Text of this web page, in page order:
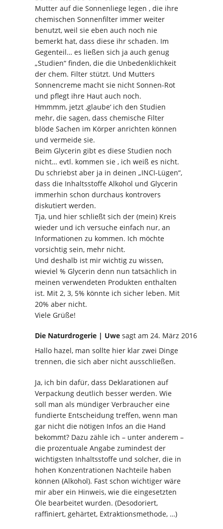
Mutter auf die Sonnenliege legen , die ihre
chemischen Sonnenfilter immer weiter
benutzt, weil sie eben auch noch nie
bemerkt hat, dass diese ihr schaden. Im
Gegenteil… es ließen sich ja auch genug
„Studien“ finden, die die Unbedenklichkeit
der chem. Filter stützt. Und Mutters
Sonnencreme macht sie nicht Sonnen-Rot
und pflegt ihre Haut auch noch.
Hmmmm, jetzt ‚glaube‘ ich den Studien
mehr, die sagen, dass chemische Filter
blöde Sachen im Körper anrichten können
und vermeide sie.
Beim Glycerin gibt es diese Studien noch
nicht… evtl. kommen sie , ich weiß es nicht.
Du schriebst aber ja in deinen „INCI-Lügen“,
dass die Inhaltsstoffe Alkohol und Glycerin
immerhin schon durchaus kontrovers
diskutiert werden.
Tja, und hier schließt sich der (mein) Kreis
wieder und ich versuche einfach nur, an
Informationen zu kommen. Ich möchte
vorsichtig sein, mehr nicht.
Und deshalb ist mir wichtig zu wissen,
wieviel % Glycerin denn nun tatsächlich in
meinen verwendeten Produkten enthalten
ist. Mit 2, 3, 5% könnte ich sicher leben. Mit
20% aber nicht.
Viele Grüße!
Die Naturdrogerie | Uwe sagt am 24. März 2016
Hallo hazel, man sollte hier klar zwei Dinge
trennen, die sich aber nicht ausschließen.
Ja, ich bin dafür, dass Deklarationen auf
Verpackung deutlich besser werden. Wie
soll man als mündiger Verbraucher eine
fundierte Entscheidung treffen, wenn man
gar nicht die nötigen Infos an die Hand
bekommt? Dazu zähle ich – unter anderem –
die prozentuale Angabe zumindest der
wichtigsten Inhaltsstoffe und solcher, die in
hohen Konzentrationen Nachteile haben
können (Alkohol). Fast schon wichtiger wäre
mir aber ein Hinweis, wie die eingesetzten
Öle bearbeitet wurden. (Desodoriert,
raffiniert, gehärtet, Extraktionsmethode, …)